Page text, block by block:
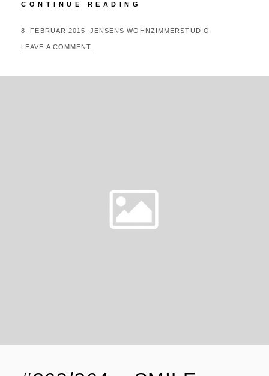
CONTINUE READING
UMBAUTEN
POSTED
ON
8. FEBRUAR 2015 BY
JENSENS WOHNZIMMERSTUDIO
LEAVE A COMMENT